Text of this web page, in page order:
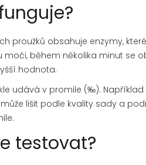
proužků obsahuje enzymy,
moči, během několika minut
hodnota.
udává v promile (‰). Například
lišit podle kvality sady a
testovat?